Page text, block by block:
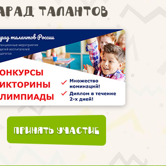
талантов
Принять участие